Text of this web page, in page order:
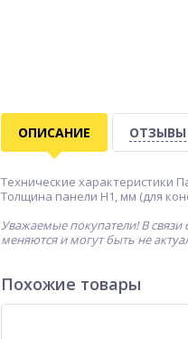
ОПИСАНИЕ
Технические характеристики
Толщина панели H1, мм (для
Уважаемые покупатели! В
меняются и могут быть не
Похожие товары